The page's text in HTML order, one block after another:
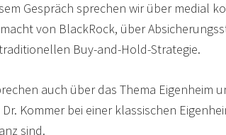
Gespräch sprechen wir über medial
von BlackRock, über
Buy-and-Hold-Strategie.
auch über das Thema Eigenheim
Dr. Kommer bei einer klassischen
sind.